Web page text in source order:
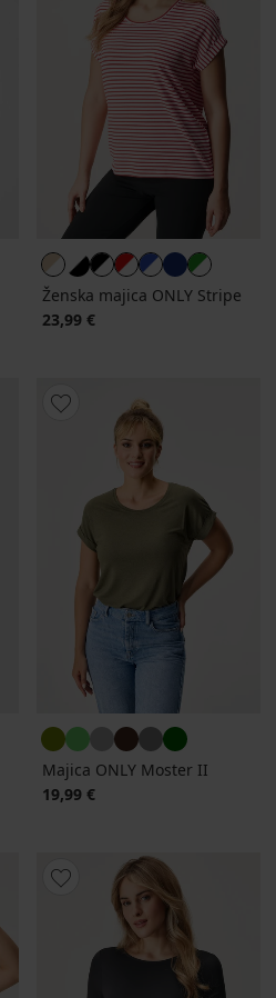
Ženska majica ONLY Stripe
23,99 €
Majica ONLY Moster II
19,99 €